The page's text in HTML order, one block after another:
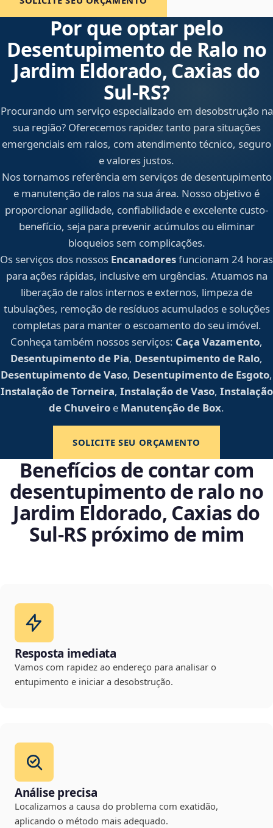
Por que optar pelo
Desentupimento de Ralo no
Jardim Eldorado, Caxias do
Sul‑RS?
Procurando um serviço especializado em desobstrução na
sua região? Oferecemos rapidez tanto para situações
emergenciais em ralos, com atendimento técnico, seguro
e valores justos.
Nos tornamos referência em serviços de desentupimento
e manutenção de ralos na sua área. Nosso objetivo é
proporcionar agilidade, confiabilidade e excelente custo-
benefício, seja para prevenir acúmulos ou eliminar
bloqueios sem complicações.
Os serviços dos nossos Encanadoresfuncionam 24 horas
para ações rápidas, inclusive em urgências. Atuamos na
liberação de ralos internos e externos, limpeza de
tubulações, remoção de resíduos acumulados e soluções
completas para manter o escoamento do seu imóvel.
Conheça também nossos serviços: Caça Vazamento,
Desentupimento de Pia, Desentupimento de Ralo,
Desentupimento de Vaso, Desentupimento de Esgoto,
Instalação de Torneira, Instalação de Vaso, Instalação
de Chuveiro e Manutenção de Box.
SOLICITE SEU ORÇAMENTO
Benefícios de contar com
desentupimento de ralo no
Jardim Eldorado, Caxias do
Sul‑RS próximo de mim
Resposta imediata
Vamos com rapidez ao endereço para analisar o
entupimento e iniciar a desobstrução.
Análise precisa
Localizamos a causa do problema com exatidão,
aplicando o método mais adequado.